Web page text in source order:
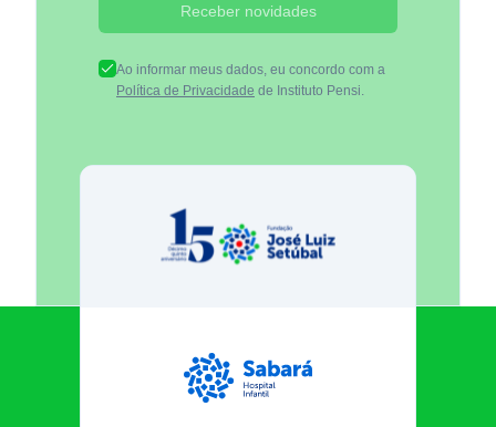
Receber novidades
Ao informar meus dados, eu concordo com a
Política de Privacidade de Instituto Pensi.
Fundação José Luiz Egydio
Sabará Hospital Infantil